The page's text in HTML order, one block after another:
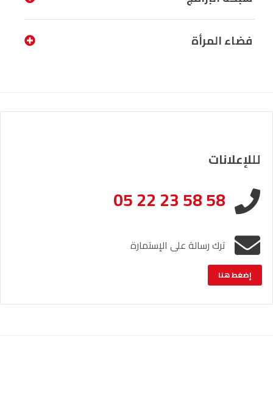
فضاء المرأة
لللإعلانات
05 22 23 58 58
ترك رسالة على الإستمارة
إضغط هنا